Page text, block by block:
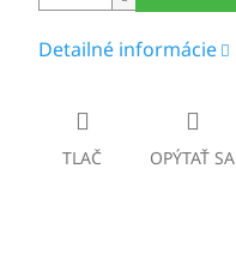
Detailné informácie
TLAČ OPÝTAŤ SA